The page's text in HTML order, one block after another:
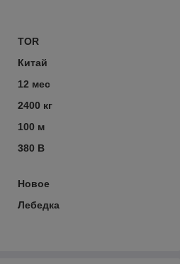
TOR
Китай
12 мес
2400 кг
100 м
380 В
Новое
Лебедка